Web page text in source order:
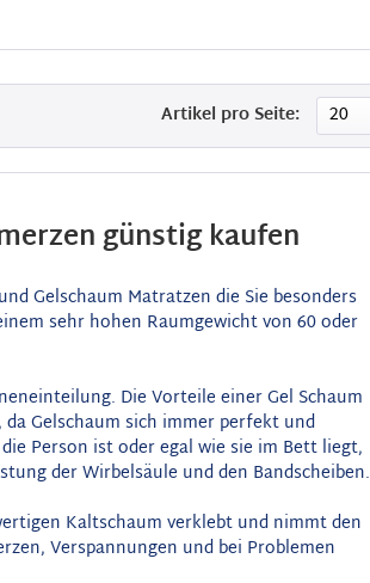
Artikel pro Seite:
günstig kaufen
Gelschaum Matratzen die Sie besonders
sehr hohen Raumgewicht von 60 oder
Die Vorteile einer Gel Schaum
Gelschaum sich immer perfekt und
Person ist oder egal wie sie im Bett liegt,
der Wirbelsäule und den Bandscheiben.
Kaltschaum verklebt und nimmt den
Verspannungen und bei Problemen